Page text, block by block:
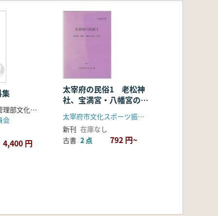
大分県教育庁管理部文化課編
会
4,400 円
太宰府の民俗1 老松神
社、宝満宮・八幡宮の宮
座とワラ綯い
太宰府市文化スポーツ振興財団
新刊 在庫なし
古書 2 点 792 円~